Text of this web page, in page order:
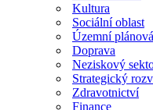
Kultura
Sociální oblast
Územní
Doprava
Neziskový
Strategický
Zdravotnictví
Finance